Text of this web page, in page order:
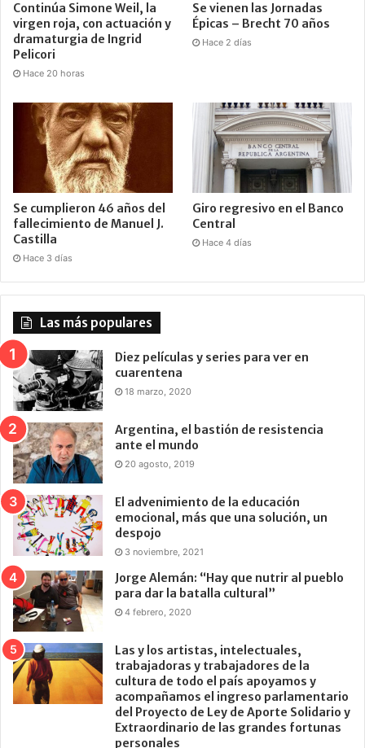
Continúa Simone Weil, la
virgen roja, con actuación y
dramaturgia de Ingrid
Pelicori
Hace 20 horas
Se vienen las Jornadas
Épicas – Brecht 70 años
Hace 2 días
Se cumplieron 46 años del
fallecimiento de Manuel J.
Castilla
Hace 3 días
Giro regresivo en el Banco
Central
Hace 4 días
Las más populares
Diez películas y series para ver en
cuarentena
18 marzo, 2020
Argentina, el bastión de resistencia
ante el mundo
20 agosto, 2019
El advenimiento de la educación
emocional, más que una solución, un
despojo
3 noviembre, 2021
Jorge Alemán: “Hay que nutrir al pueblo
para dar la batalla cultural”
4 febrero, 2020
Las y los artistas, intelectuales,
trabajadoras y trabajadores de la
cultura de todo el país apoyamos y
acompañamos el ingreso parlamentario
del Proyecto de Ley de Aporte Solidario y
Extraordinario de las grandes fortunas
personales